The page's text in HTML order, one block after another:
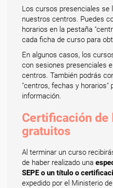
Los cursos presenciales se
nuestros centros. Puedes
horarios en la pestaña
cada ficha de curso para
En algunos casos, los
con sesiones presenciales
centros. También podrás
"centros, fechas y horarios"
información.
Certificación de
gratuitos
Al terminar un curso
de haber realizado una
SEPE o un título o
expedido por el Ministerio